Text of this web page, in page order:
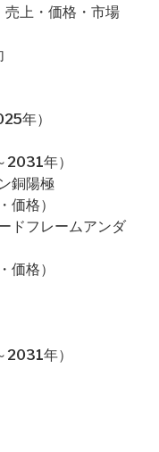
上・価格・市場
年）
年）
銅陽極
価格）
ドフレームアンダ
価格）
年）